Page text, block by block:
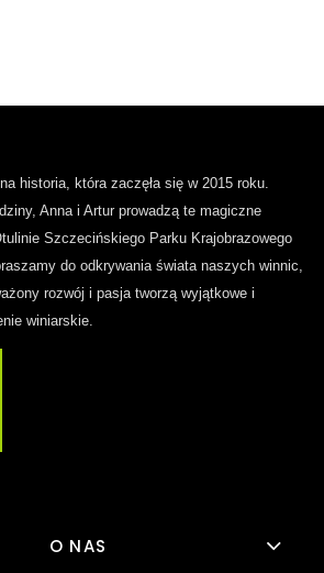
historia, która zaczęła się w 2015 roku.
Anna i Artur prowadzą te magiczne
Szczecińskiego Parku Krajobrazowego
do odkrywania świata naszych winnic,
rozwój i pasja tworzą wyjątkowe i
winiarskie.
O NAS